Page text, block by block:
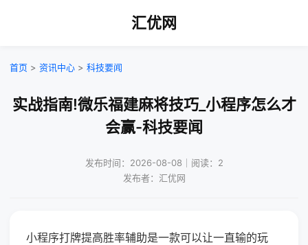
汇优网
首页 > 资讯中心 > 科技要闻
实战指南!微乐福建麻将技巧_小程序怎么才
会赢-科技要闻
发布时间：2026-08-08｜阅读：2
发布者：汇优网
小程序打牌提高胜率辅助是一款可以让一直输的玩